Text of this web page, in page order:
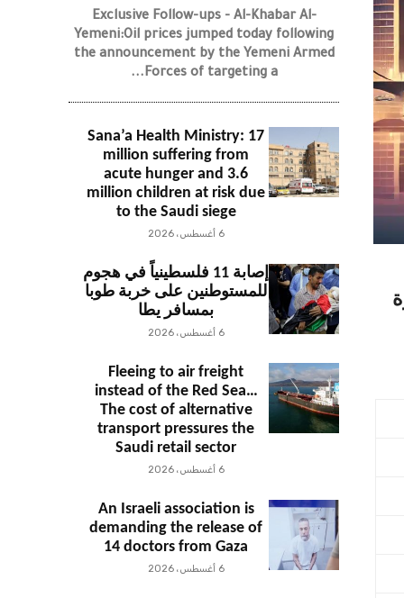
Exclusive Follow-ups - Al-Khabar Al-
Yemeni:Oil prices jumped today following
the announcement by the Yemeni Armed
Forces of targeting a...
Sana’a Health Ministry: 17
million suffering from
acute hunger and 3.6
million children at risk due
to the Saudi siege
6 أغسطس، 2026
إصابة 11 فلسطينياً في هجوم
للمستوطنين على خربة طوبا
بمسافر يطا
6 أغسطس، 2026
Fleeing to air freight
instead of the Red Sea…
The cost of alternative
transport pressures the
Saudi retail sector
6 أغسطس، 2026
An Israeli association is
demanding the release of
14 doctors from Gaza
6 أغسطس، 2026